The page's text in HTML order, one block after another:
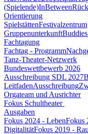
(Spielende)InBetween
Orientierung
SpielstättenFestivalzentrum
GruppenunterkunftBuddies
Fachtagung
Fachtag - Programm
Tanz-Theater-Netzwerk
Bundeswettbewerb 2026
Ausschreibung SDL 2027
LeitfadenAusschreibung
Orgateam und Ausrichter
Fokus Schultheater
Ausgaben
Fokus 2024 - LebenFokus
DigitalitätFokus 2019 -